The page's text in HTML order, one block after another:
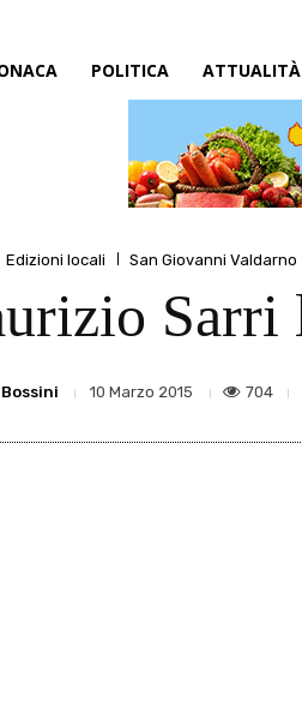
POLITICA ATTUALITÀ
Edizioni locali San Giovanni Valdarno
Sarri
10 Marzo 2015 704